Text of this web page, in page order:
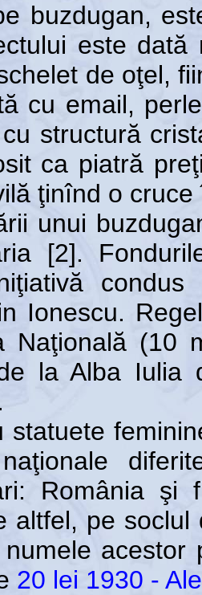
buzdugan,
este
de oţel,
cu email,
structură
ca piatră
ţinînd o cruce
unui
[2].
Ionescu.
Naţională (10
la Alba
statuete
România şi
altfel, pe
numele
20 lei 1930 -